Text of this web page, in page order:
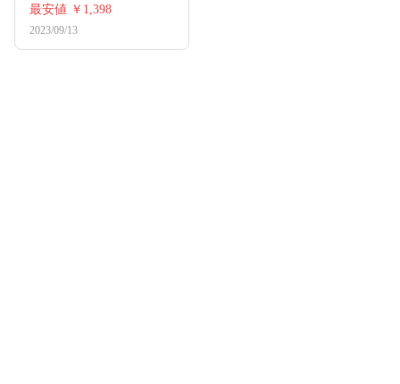
最安値 ￥1,398
2023/09/13